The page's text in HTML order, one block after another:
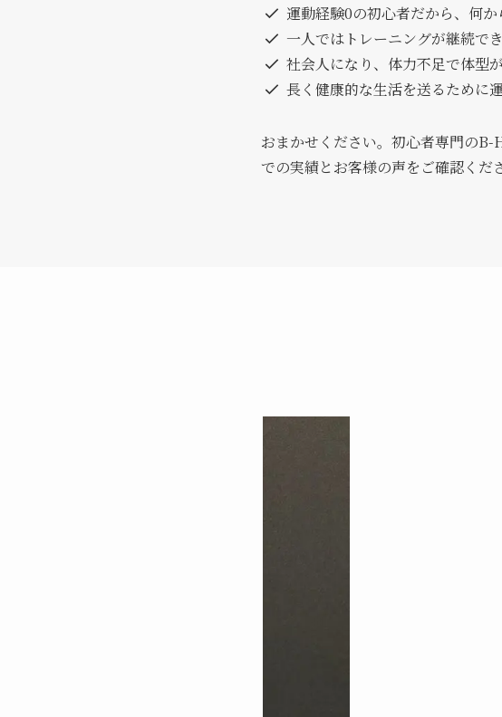
運動経験0の初心者だから、何
一人ではトレーニングが継続で
社会人になり、体力不足で体型
長く健康的な生活を送るために
おまかせください。初心者専門の
での実績とお客様の声をご確認くだ